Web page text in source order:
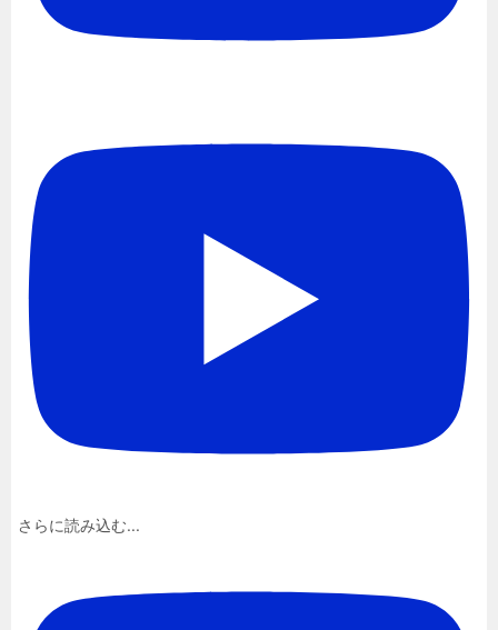
さらに読み込む...